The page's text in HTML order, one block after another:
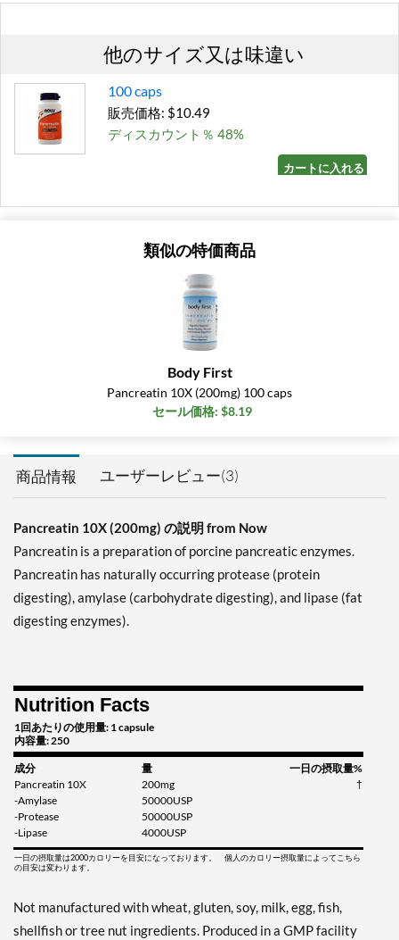
他のサイズ又は味違い
100 caps
販売価格: $10.49
ディスカウント％ 48%
カートに入れる »
類似の特価商品
Body First
Pancreatin 10X (200mg) 100 caps
セール価格: $8.19
商品情報 ユーザーレビュー(3)
Pancreatin 10X (200mg) の説明 from Now
Pancreatin is a preparation of porcine pancreatic enzymes.
Pancreatin has naturally occurring protease (protein
digesting), amylase (carbohydrate digesting), and lipase (fat
digesting enzymes).
Nutrition Facts
1回あたりの使用量: 1 capsule
内容量: 250
成分 量
一日の摂取量%
Pancreatin 10X
200mg
†
-Amylase
50000USP
-Protease
50000USP
-Lipase
4000USP
一日の摂取量は2000カロリーを目安になっております。 個人のカロリー摂取量によってこちら
の目安は変わります。
Not manufactured with wheat, gluten, soy, milk, egg, fish,
shellfish or tree nut ingredients. Produced in a GMP facility